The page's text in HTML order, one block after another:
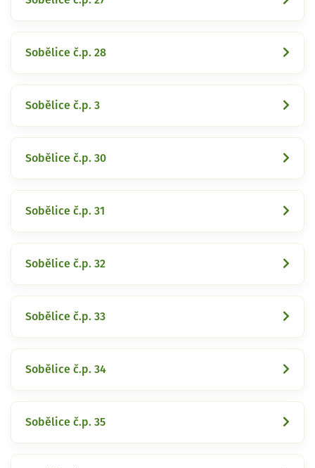
Sobělice č.p. 28
Sobělice č.p. 3
Sobělice č.p. 30
Sobělice č.p. 31
Sobělice č.p. 32
Sobělice č.p. 33
Sobělice č.p. 34
Sobělice č.p. 35